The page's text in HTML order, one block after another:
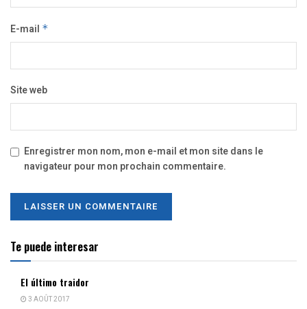
E-mail *
Site web
Enregistrer mon nom, mon e-mail et mon site dans le
navigateur pour mon prochain commentaire.
Te puede interesar
El último traidor
3 AOÛT 2017